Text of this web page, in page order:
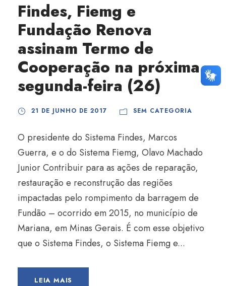
Findes, Fiemg e
Fundação Renova
assinam Termo de
Cooperação na próxima
segunda-feira (26)
21 DE JUNHO DE 2017 SEM CATEGORIA
O presidente do Sistema Findes, Marcos
Guerra, e o do Sistema Fiemg, Olavo Machado
Junior Contribuir para as ações de reparação,
restauração e reconstrução das regiões
impactadas pelo rompimento da barragem de
Fundão – ocorrido em 2015, no município de
Mariana, em Minas Gerais. É com esse objetivo
que o Sistema Findes, o Sistema Fiemg e...
LEIA MAIS